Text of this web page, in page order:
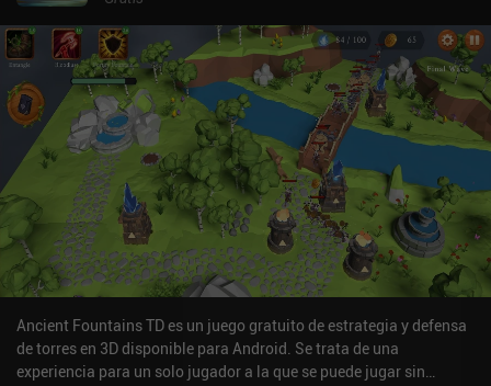
Ancient Fountains TD es un juego gratuito de estrategia y defensa
de torres en 3D disponible para Android. Se trata de una
experiencia para un solo jugador a la que se puede jugar sin